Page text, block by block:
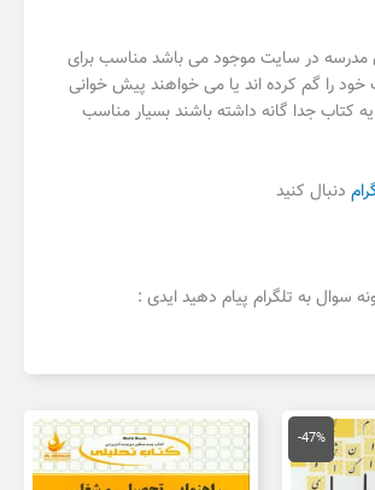
مدرسه در سایت موجود می باشد مناسب برای
را گم کرده اند یا می خواهند پیش خوانی
یه کتاب جدا گانه داشته باشند بسیار مناسب
دنبال کنید
سوال به تلگرام پیام دهید ایدی :
-47%
150,000 تومان
قیمت
فعلی
80,000 تومان
است.